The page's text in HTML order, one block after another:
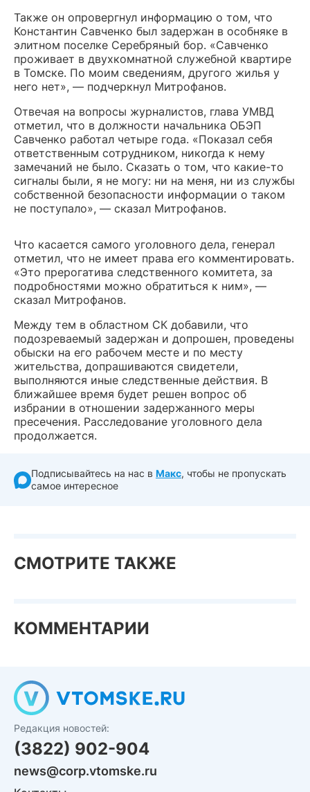
Также он опровергнул информацию о том, что
Константин Савченко был задержан в особняке в
элитном поселке Серебряный бор. «Савченко
проживает в двухкомнатной служебной квартире
в Томске. По моим сведениям, другого жилья у
него нет», — подчеркнул Митрофанов.
Отвечая на вопросы журналистов, глава УМВД
отметил, что в должности начальника ОБЭП
Савченко работал четыре года. «Показал себя
ответственным сотрудником, никогда к нему
замечаний не было. Сказать о том, что какие-то
сигналы были, я не могу: ни на меня, ни из службы
собственной безопасности информации о таком
не поступало», — сказал Митрофанов.
Что касается самого уголовного дела, генерал
отметил, что не имеет права его комментировать.
«Это прерогатива следственного комитета, за
подробностями можно обратиться к ним», —
сказал Митрофанов.
Между тем в областном СК добавили, что
подозреваемый задержан и допрошен, проведены
обыски на его рабочем месте и по месту
жительства, допрашиваются свидетели,
выполняются иные следственные действия. В
ближайшее время будет решен вопрос об
избрании в отношении задержанного меры
пресечения. Расследование уголовного дела
продолжается.
Подписывайтесь на нас в Макс, чтобы не пропускать
самое интересное
СМОТРИТЕ ТАКЖЕ
КОММЕНТАРИИ
Редакция новостей:
(3822) 902-904
news@corp.vtomske.ru